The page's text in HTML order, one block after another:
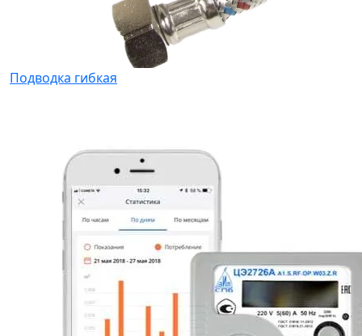
Подводка гибкая